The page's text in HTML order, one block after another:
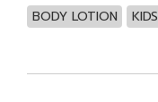
BODY LOTION KIDS